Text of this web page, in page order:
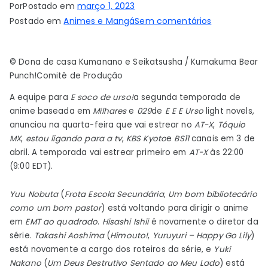
PorPostado em março 1, 2023
Postado emAnimes e MangáSem comentários
Temporada
Anime
Kuma
Kuma
Kuma
Bear
3
de
Abril
–
Notícias
© Dona de casa Kumanano e Seikatsusha / Kumakuma Bear
Punch!Comitê de Produção
A equipe para E soco de urso!a segunda temporada de
anime baseada em Milharese 029de E E E Ursolight novels,
anunciou na quarta-feira que vai estrear no AT-X, Tóquio
MX, estou ligando para a tv, KBS Kyotoe BS11canais em 3 de
abril. A temporada vai estrear primeiro em AT-Xàs 22:00
(9:00 EDT).
Yuu Nobuta(Frota Escola Secundária, Um bom bibliotecário
como um bom pastor) está voltando para dirigir o anime
em EMT ao quadrado. Hisashi Ishiié novamente o diretor da
série. Takashi Aoshima(Himouto!, Yuruyuri – Happy Go Lily)
está novamente a cargo dos roteiros da série, e Yuki
Nakano(Um Deus Destrutivo Sentado ao Meu Lado) está